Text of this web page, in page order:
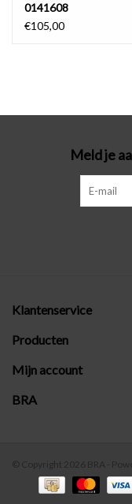
0141608
€105,00
Meld je
Klantenservice
Producten
Mijn account
BRA
© Copyright 2026 BRA -